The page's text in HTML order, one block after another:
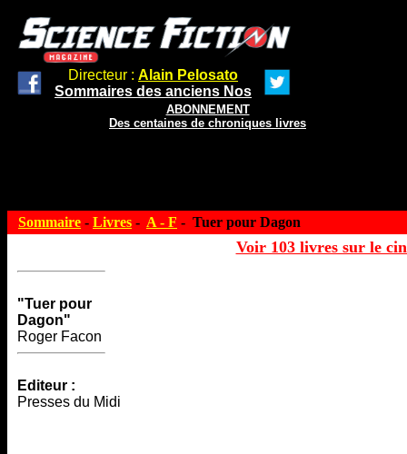
Directeur : Alain Pelosato
Sommaires des anciens Nos
ABONNEMENT
Des centaines de chroniques livres
Sommaire - Livres - A - F - Tuer pour Dagon
Voir 103 livres sur le
"Tuer pour
Dagon"
Roger Facon
Editeur :
Presses du Midi